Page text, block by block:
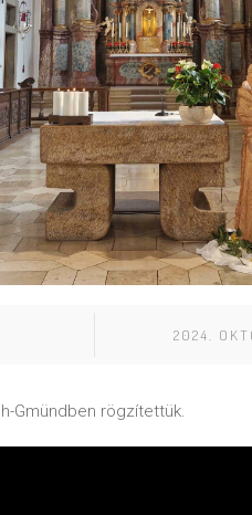
2024.
Gmündben rögzítettük.